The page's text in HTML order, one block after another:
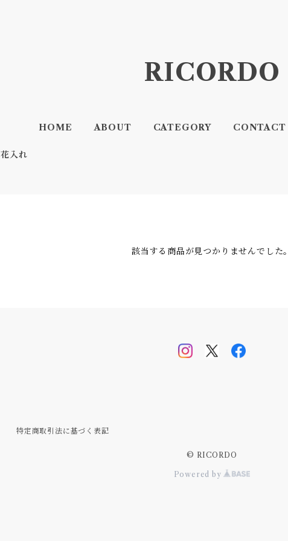
RICORDO
HOME ABOUT CATEGORY CONTACT
花入れ
該当する商品が見つかりませんでした。
特定商取引法に基づく表記
© RICORDO
Powered by